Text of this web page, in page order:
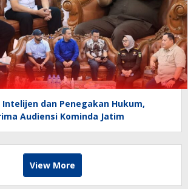
dan Penegakan Hukum,
Audiensi Kominda Jatim
View More